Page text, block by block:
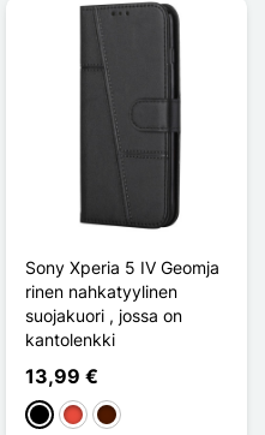
Sony Xperia 5 IV Geomja
rinen nahkatyylinen
suojakuori , jossa on
kantolenkki
13,99 €
MustaPunainenMarron Foncé